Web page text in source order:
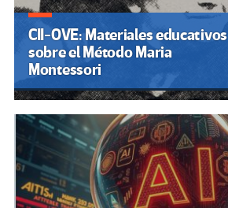
CII-OVE: Materiales educativos
sobre el Método Maria
Montessori